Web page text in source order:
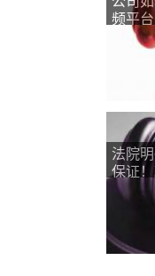
频平
亏！
法院
保证
驳回